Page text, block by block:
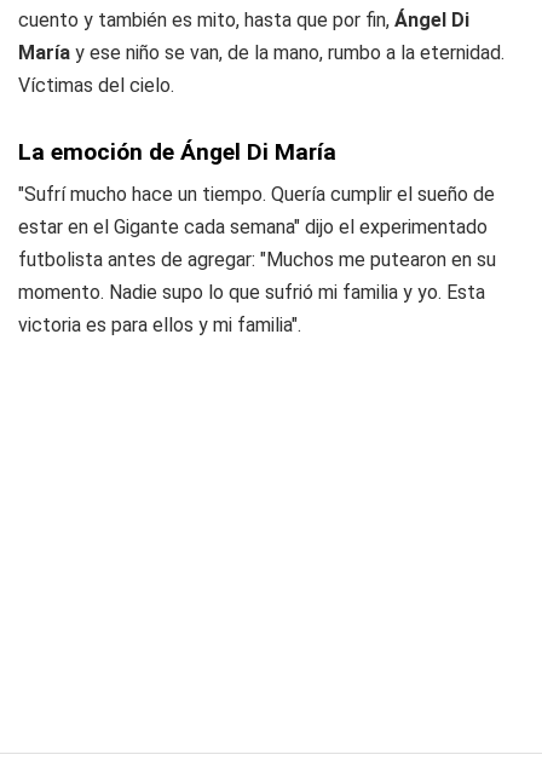
cuento y también es mito, hasta que por fin, Ángel Di
María y ese niño se van, de la mano, rumbo a la eternidad.
Víctimas del cielo.
La emoción de Ángel Di María
"Sufrí mucho hace un tiempo. Quería cumplir el sueño de
estar en el Gigante cada semana" dijo el experimentado
futbolista antes de agregar: "Muchos me putearon en su
momento. Nadie supo lo que sufrió mi familia y yo. Esta
victoria es para ellos y mi familia".